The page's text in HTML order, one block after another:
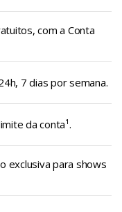
com a Conta
7 dias por semana.
da conta¹.
exclusiva para shows